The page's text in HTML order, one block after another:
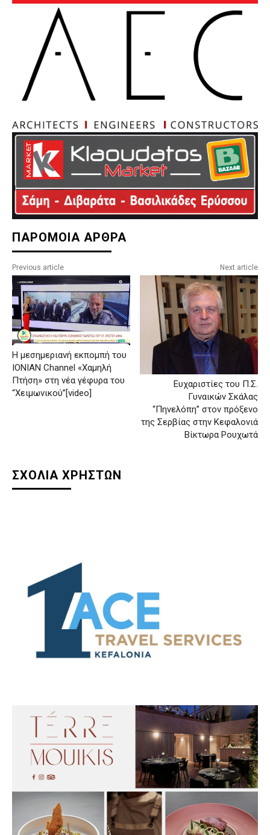
ΠΑΡΟΜΟΙΑ ΑΡΘΡΑ
Previous article
Η μεσημεριανή εκπομπή του
ΙΟΝΙΑΝ Channel «Χαμηλή
Πτήση» στη νέα γέφυρα του
“Χειμωνικού”[video]
Next article
Ευχαριστίες του Π.Σ.
Γυναικών Σκάλας
“Πηνελόπη” στον πρόξενο
της Σερβίας στην Κεφαλονιά
Βίκτωρα Ρουχωτά
ΣΧΟΛΙΑ ΧΡΗΣΤΩΝ